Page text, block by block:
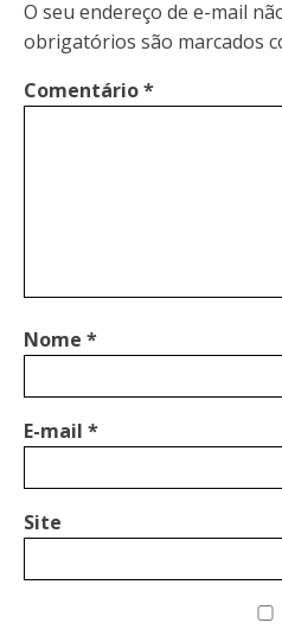
O seu endereço de e-mail
obrigatórios são marcados
Comentário*
Nome *
E-mail *
Site